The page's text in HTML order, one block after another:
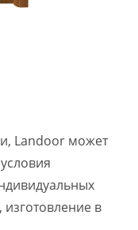
Landoor может
в